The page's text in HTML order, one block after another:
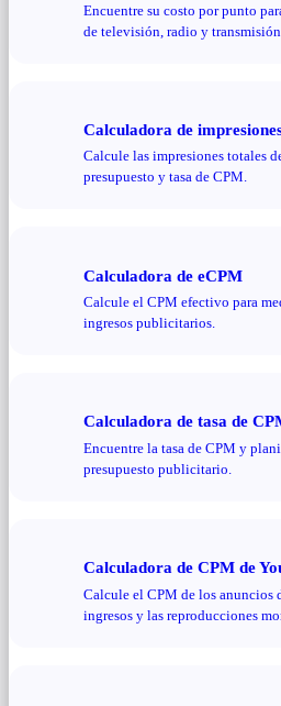
Encuentre su costo por punto
de televisión, radio y transmisión.
Calculadora de
Calcule las impresiones totales
presupuesto y tasa de CPM.
Calculadora de eCPM
Calcule el CPM efectivo para
ingresos publicitarios.
Calculadora de tasa de
Encuentre la tasa de CPM y
presupuesto publicitario.
Calculadora de CPM de
Calcule el CPM de los anuncios
ingresos y las reproducciones